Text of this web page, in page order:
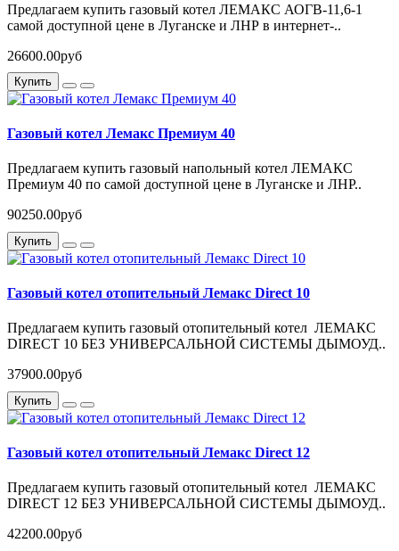
Предлагаем купить газовый котел ЛЕМАКС АОГВ-11,6-1
самой доступной цене в Луганске и ЛНР в интернет-..
26600.00руб
Купить
Газовый котел Лемакс Премиум 40
Предлагаем купить газовый напольный котел ЛЕМАКС
Премиум 40 по самой доступной цене в Луганске и ЛНР..
90250.00руб
Купить
Газовый котел отопительный Лемакс Direct 10
Предлагаем купить газовый отопительный котел ЛЕМАКС
DIRECT 10 БЕЗ УНИВЕРСАЛЬНОЙ СИСТЕМЫ ДЫМОУД..
37900.00руб
Купить
Газовый котел отопительный Лемакс Direct 12
Предлагаем купить газовый отопительный котел ЛЕМАКС
DIRECT 12 БЕЗ УНИВЕРСАЛЬНОЙ СИСТЕМЫ ДЫМОУД..
42200.00руб